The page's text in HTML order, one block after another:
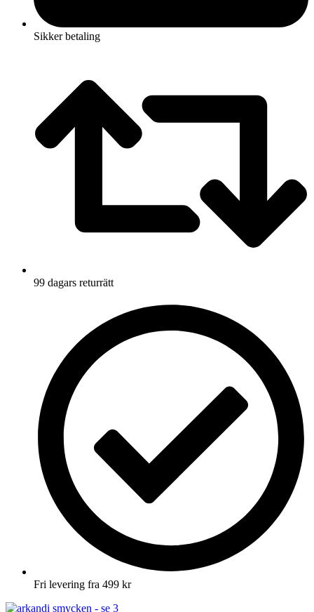
Sikker betaling
99 dagars returrätt
Fri levering fra 499 kr